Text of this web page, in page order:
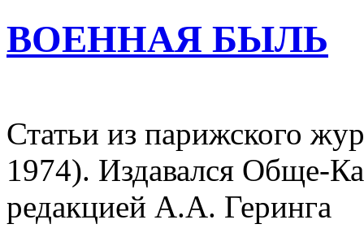
ВОЕННАЯ БЫЛЬ
Статьи из парижского
1974). Издавался Обще-
редакцией А.А. Геринга